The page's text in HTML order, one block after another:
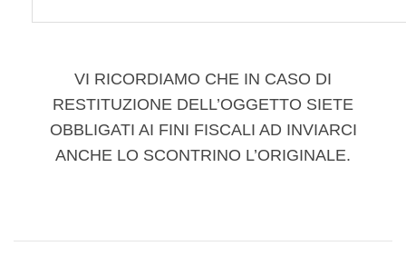
VI RICORDIAMO CHE IN CASO DI
RESTITUZIONE DELL’OGGETTO SIETE
OBBLIGATI AI FINI FISCALI AD INVIARCI
ANCHE LO SCONTRINO L’ORIGINALE.